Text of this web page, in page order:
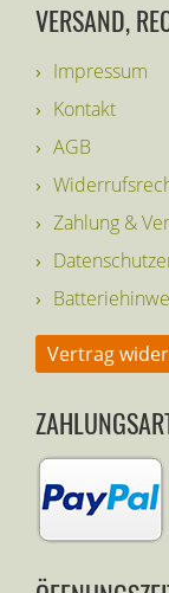
VERSAND,
Impressum
Kontakt
AGB
Zahlung &
Vertrag